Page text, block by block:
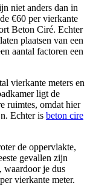
niet anders dan in
€60 per vierkante
Beton Ciré. Echter
plaatsen van een
aantal factoren een
vierkante meters en
ligt de
ruimtes, omdat hier
Echter is beton cire
de oppervlakte,
gevallen zijn
waardoor je dus
vierkante meter.